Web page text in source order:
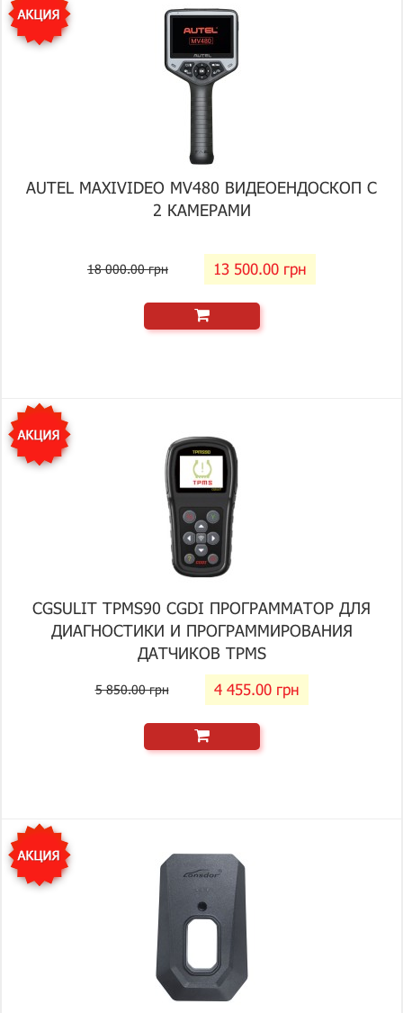
AUTEL MAXIVIDEO MV480 ВИДЕОЕНДОСКОП С
2 КАМЕРАМИ
18 000.00 грн 13 500.00 грн
CGSULIT TPMS90 CGDI ПРОГРАММАТОР ДЛЯ
ДИАГНОСТИКИ И ПРОГРАММИРОВАНИЯ
ДАТЧИКОВ TPMS
5 850.00 грн 4 455.00 грн